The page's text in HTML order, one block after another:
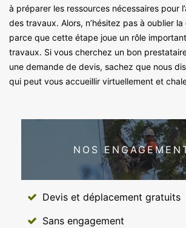
à préparer les ressources nécessaires pour
des travaux. Alors, n’hésitez pas à oublier
parce que cette étape joue un rôle
travaux. Si vous cherchez un bon
une demande de devis, sachez que nous
qui peut vous accueillir virtuellement et
NOS
Devis et déplacement gratuits
Sans engagement